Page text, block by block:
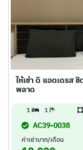
ให้เช่า ดิ แอดเดรส
พลาด
1 1
AC39-0038
ค่าเช่าบาท/เดือน